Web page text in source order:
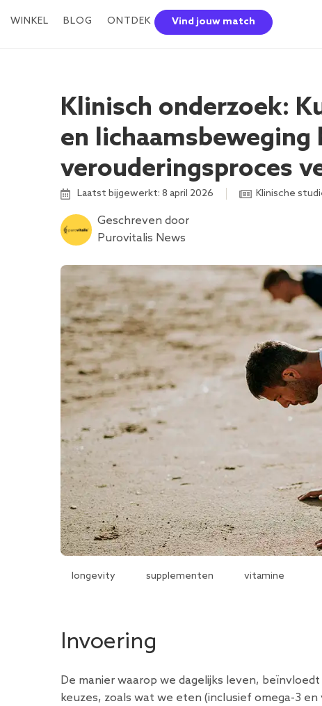
WINKEL BLOG ONTDEK Vind jouw match
Klinisch onderzoek:
en
verouderingsproces
Laatst bijgewerkt: 8 april 2026 Klinische
Geschreven door
Purovitalis News
longevity supplementen vitamine
Invoering
De manier waarop we dagelijks leven,
keuzes, zoals wat we eten (inclusief omega-3 en